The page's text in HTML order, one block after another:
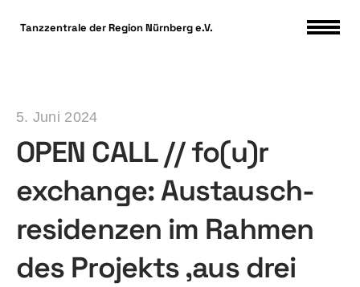
Tanzzentrale der Region Nürnberg e.V.
5. Juni 2024
OPEN CALL // fo(u)r
exchange: Austausch-
residenzen im Rahmen
des Projekts ‚aus drei